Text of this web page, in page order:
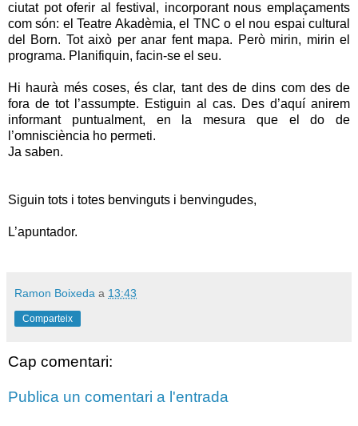
ciutat pot oferir al festival, incorporant nous emplaçaments
com són: el Teatre Akadèmia, el TNC o el nou espai cultural
del Born. Tot això per anar fent mapa. Però mirin, mirin el
programa. Planifiquin, facin-se el seu.
Hi haurà més coses, és clar, tant des de dins com des de
fora de tot l’assumpte. Estiguin al cas. Des d’aquí anirem
informant puntualment, en la mesura que el do de
l’omnisciència ho permeti.
Ja saben.
Siguin tots i totes benvinguts i benvingudes,
L’apuntador.
Ramon Boixeda a 13:43
Comparteix
Cap comentari:
Publica un comentari a l'entrada